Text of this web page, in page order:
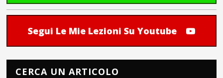
Segui Le Mie Lezioni Su Youtube
CERCA UN ARTICOLO